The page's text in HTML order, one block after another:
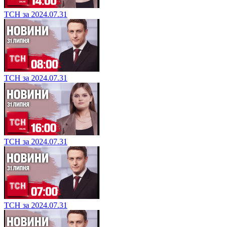
ТСН за 2024.07.31
ТСН за 2024.07.31
ТСН за 2024.07.31
ТСН за 2024.07.31